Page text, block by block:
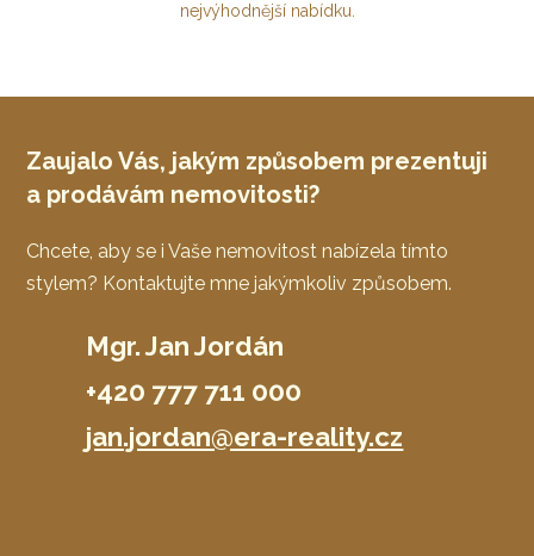
nejvýhodnější nabídku.
Zaujalo Vás, jakým způsobem prezentuji
a prodávám nemovitosti?
Chcete, aby se i Vaše nemovitost nabízela tímto
stylem? Kontaktujte mne jakýmkoliv způsobem.
Mgr. Jan Jordán
+420 777 711 000
jan.jordan@era-reality.cz